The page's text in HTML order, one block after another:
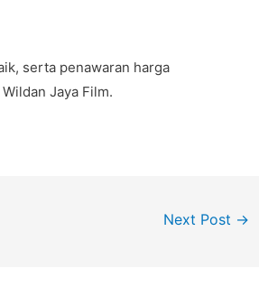
serta penawaran harga
Jaya Film.
Next Post →